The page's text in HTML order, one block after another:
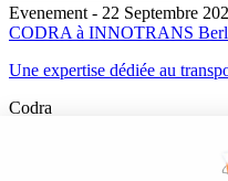
Evenement - 22 Septembre
CODRA à INNOTRANS
Une expertise dédiée au
Codra
Éditeur des logiciels
également un acteur reconnu